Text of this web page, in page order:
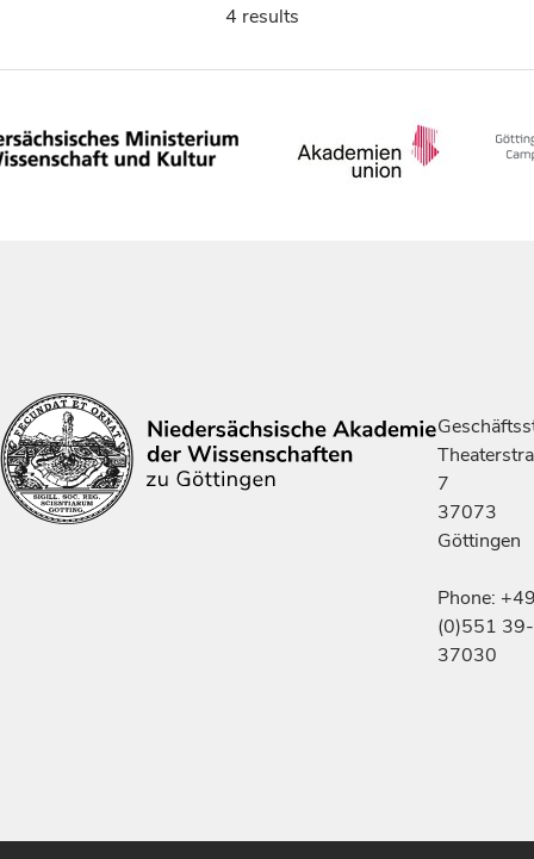
4 results
7
37073
Göttingen
Phone:
(0)551 39-
37030